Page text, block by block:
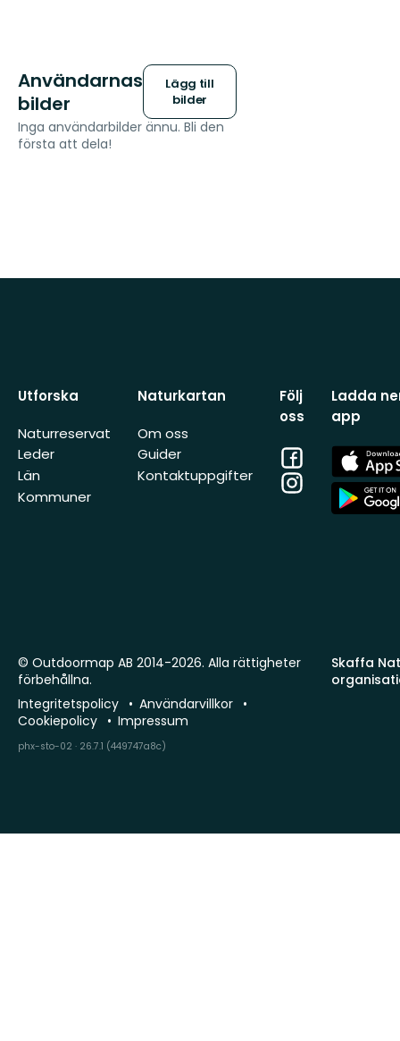
Användarnas
bilder
Lägg till
bilder
Inga användarbilder ännu. Bli den
första att dela!
Utforska
Naturreservat
Leder
Län
Kommuner
Naturkartan
Om oss
Guider
Kontaktuppgifter
Följ
oss
Facebook
Instagram
Ladda
app
App
Store
App
Store
Skaffa
© Outdoormap AB 2014-2026. Alla rättigheter
förbehållna.
Integritetspolicy
Användarvillkor
Cookiepolicy
Impressum
phx-sto-02 · 26.7.1 (449747a8c)